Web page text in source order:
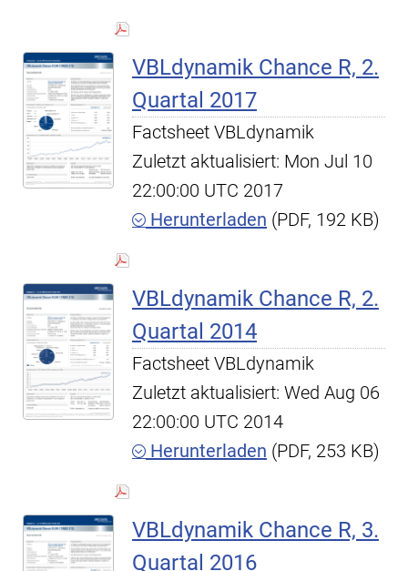
VBLdynamik Chance R, 2.
Quartal 2017
Factsheet VBLdynamik
Zuletzt aktualisiert: Mon Jul 10
22:00:00 UTC 2017
Herunterladen (PDF, 192 KB)
VBLdynamik Chance R, 2.
Quartal 2014
Factsheet VBLdynamik
Zuletzt aktualisiert: Wed Aug 06
22:00:00 UTC 2014
Herunterladen (PDF, 253 KB)
VBLdynamik Chance R, 3.
Quartal 2016